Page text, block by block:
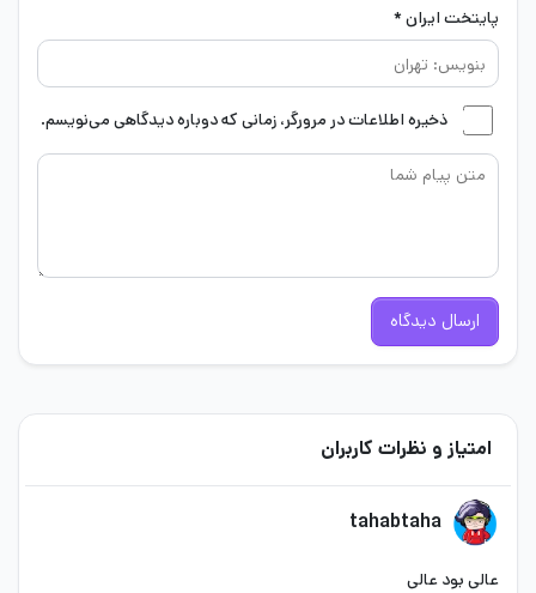
پایتخت ایران *
ذخیره اطلاعات در مرورگر، زمانی که دوباره دیدگاهی می‌نویسم.
ارسال دیدگاه
امتیاز و نظرات کاربران
tahabtaha
عالی بود عالی